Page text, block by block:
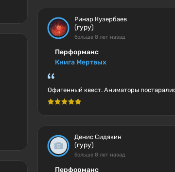
Ринар Кузербаев
(гуру)
больше 8 лет назад
Перформанс
Книга Мертвых
Офигенный квест. Аниматоры
Денис Сидякин
(гуру)
больше 8 лет назад
Перформанс